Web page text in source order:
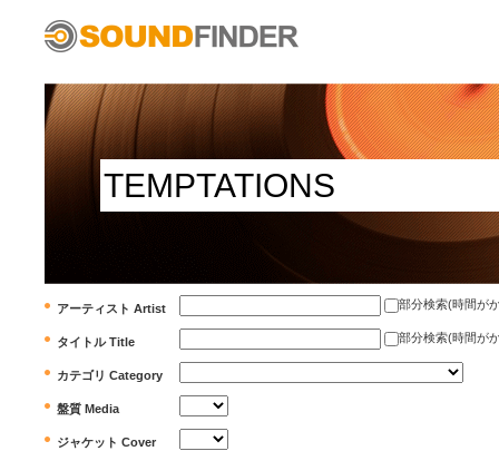
アーティスト Artist 部分検索(時間が
タイトル Title 部分検索(時間が
カテゴリ Category
盤質 Media
ジャケット Cover